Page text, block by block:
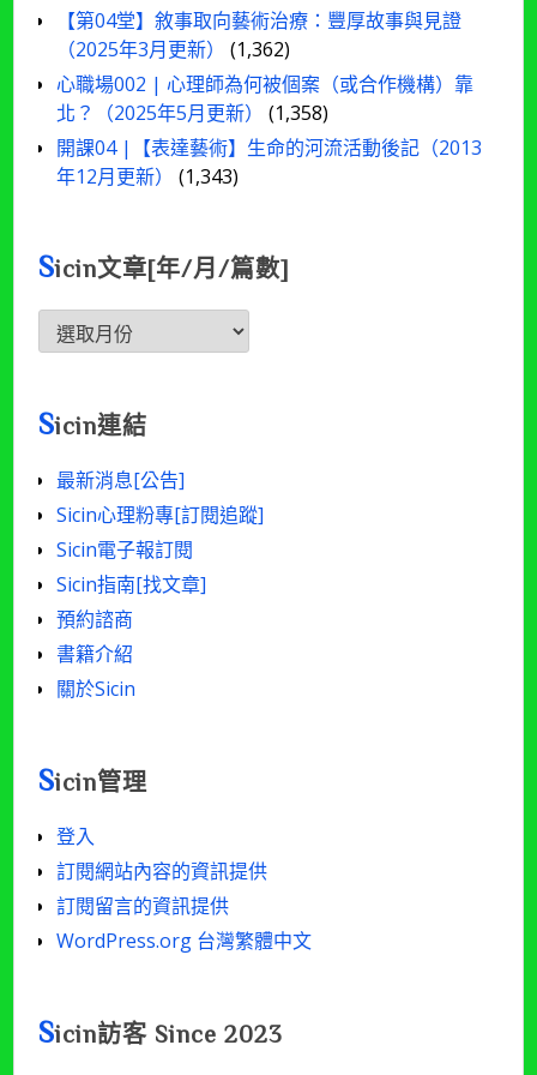
【第04堂】敘事取向藝術治療：豐厚故事與見證
（2025年3月更新）
(1,362)
心職場002 | 心理師為何被個案（或合作機構）靠
北？（2025年5月更新）
(1,358)
開課04 |【表達藝術】生命的河流活動後記（2013
年12月更新）
(1,343)
Sicin文章[年/月/篇數]
Sicin
文
[年/
月/
數]
Sicin連結
最新消息[公告]
Sicin心理粉專[訂閱追蹤]
Sicin電子報訂閱
Sicin指南[找文章]
預約諮商
書籍介紹
關於Sicin
Sicin管理
登入
訂閱網站內容的資訊提供
訂閱留言的資訊提供
WordPress.org 台灣繁體中文
Sicin訪客 Since 2023